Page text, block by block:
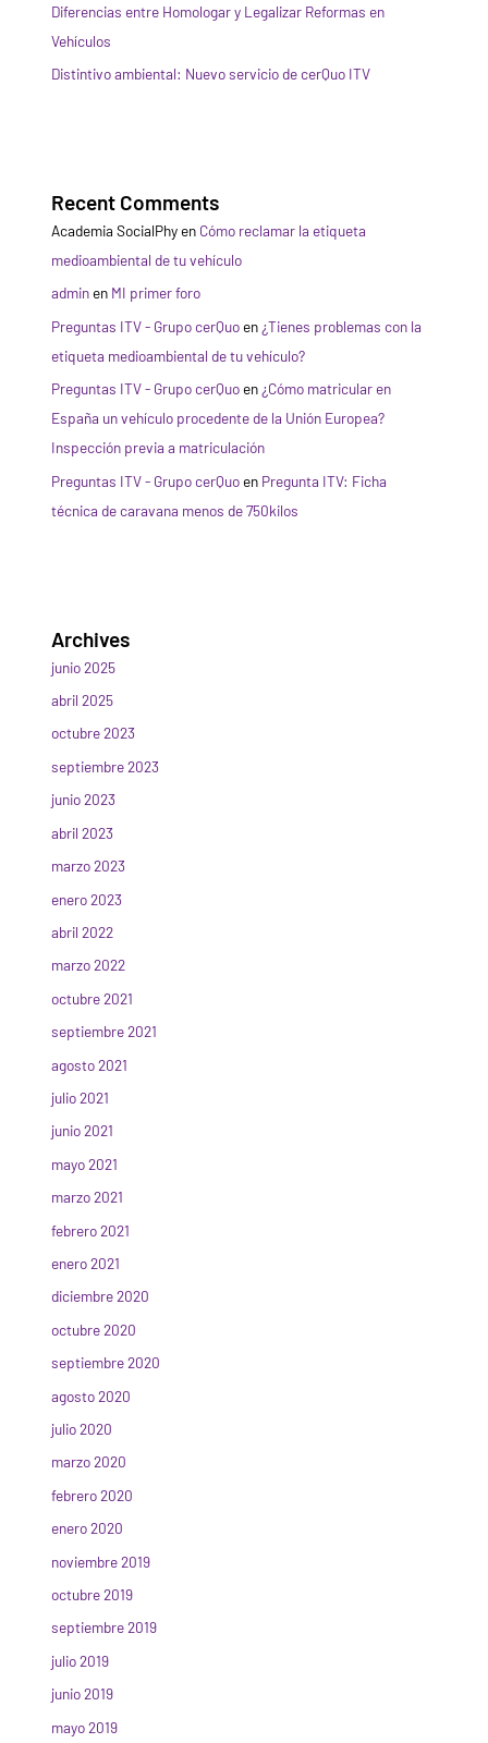
Diferencias entre Homologar y Legalizar Reformas en
Vehículos
Distintivo ambiental: Nuevo servicio de cerQuo ITV
Recent Comments
Academia SocialPhyen Cómo reclamar la etiqueta
medioambiental de tu vehículo
adminen MI primer foro
Preguntas ITV - Grupo cerQuoen ¿Tienes problemas con la
etiqueta medioambiental de tu vehículo?
Preguntas ITV - Grupo cerQuoen ¿Cómo matricular en
España un vehículo procedente de la Unión Europea?
Inspección previa a matriculación
Preguntas ITV - Grupo cerQuoen Pregunta ITV: Ficha
técnica de caravana menos de 750kilos
Archives
junio 2025
abril 2025
octubre 2023
septiembre 2023
junio 2023
abril 2023
marzo 2023
enero 2023
abril 2022
marzo 2022
octubre 2021
septiembre 2021
agosto 2021
julio 2021
junio 2021
mayo 2021
marzo 2021
febrero 2021
enero 2021
diciembre 2020
octubre 2020
septiembre 2020
agosto 2020
julio 2020
marzo 2020
febrero 2020
enero 2020
noviembre 2019
octubre 2019
septiembre 2019
julio 2019
junio 2019
mayo 2019